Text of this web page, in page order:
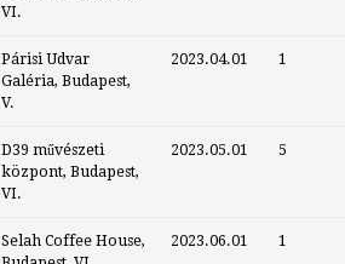
VI.
Párisi Udvar
Galéria, Budapest,
V.
2023.04.01 1
D39 művészeti
központ, Budapest,
VI.
2023.05.01 5
Selah Coffee House,
2023.06.01 1